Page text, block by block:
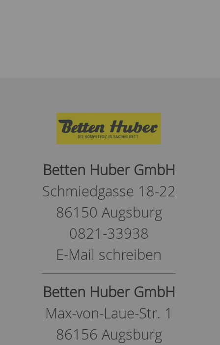
Betten Huber GmbH
Schmiedgasse 18-22
86150 Augsburg
0821-33938
E-Mail schreiben
Betten Huber GmbH
Max-von-Laue-Str. 1
86156 Augsburg